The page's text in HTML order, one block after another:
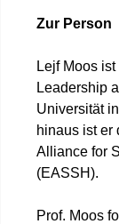
Zur Person
Lejf Moos
Leadership
Universität
hinaus ist er
Alliance for
(EASSH).
Prof. Moos